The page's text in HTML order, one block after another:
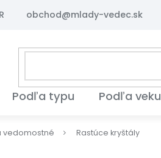
obchod@mlady-vedec.sk
Podľa typu Podľa veku
vedomostné Rastúce kryštály